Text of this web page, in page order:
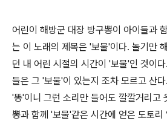
어린이 해방군 대장 방구뽕이 아이들과
는 이 노래의 제목은 '보물'이다. 놀기만
던 내 어린 시절의 시간이 '보물'인 것이
들은 그 '보물'이 있는지 조차 모르고 산
'똥'이니 그런 소리만 들어도 깔깔거리고
뽕과 함께 '보물'같은 시간에 얻은 도토